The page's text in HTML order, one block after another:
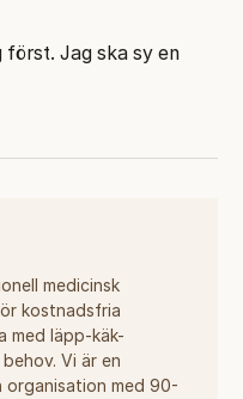
först. Jag ska sy en
medicinsk
kostnadsfria
med läpp-käk-
Vi är en
med 90-